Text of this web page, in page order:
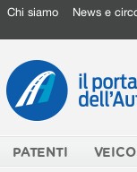
Chi siamo News e
PATENTI